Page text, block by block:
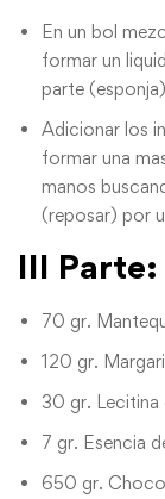
En un bol
formar un
parte
Adicionar los
formar una
manos
(reposar) por
III Parte:
70 gr.
120 gr.
30 gr. Lecitina
7 gr.
650 gr.